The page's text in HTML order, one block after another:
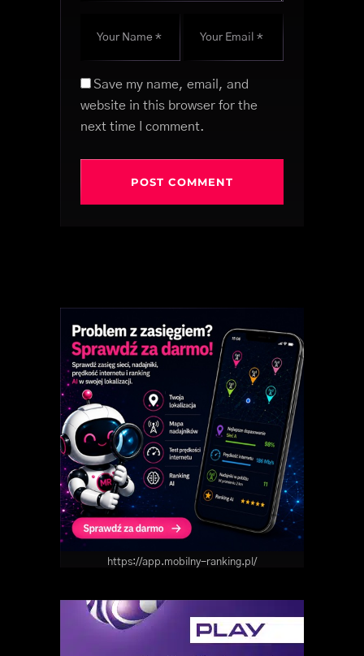
Save my name, email, and
website in this browser for the
next time I comment.
https://app.mobilny-ranking.pl/